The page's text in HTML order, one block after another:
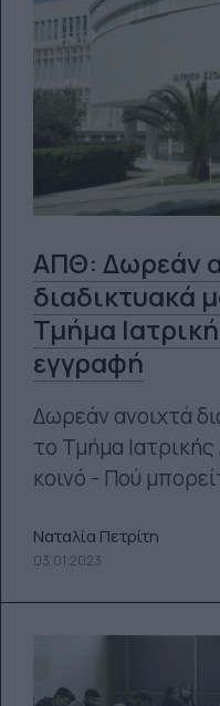
ΑΠΘ: Δωρεάν
διαδικτυακά
Τμήμα
εγγραφή
Δωρεάν ανοιχτά
το Τμήμα
κοινό - Πού
Ναταλία Πετρίτη
03.01.2023